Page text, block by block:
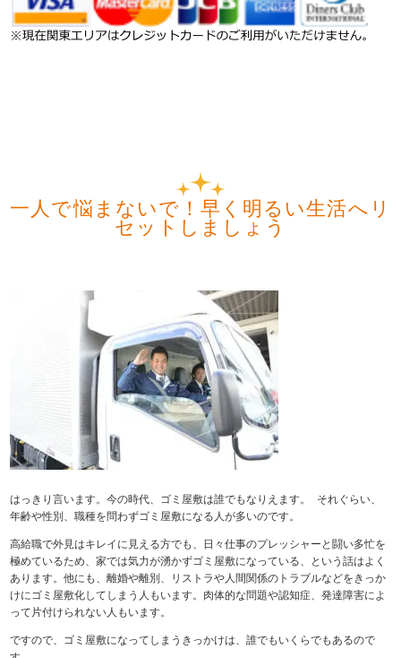
⼀⼈で悩まないで！早く明るい⽣活へリ
セットしましょう
はっきり言います。今の時代、ゴミ屋敷は誰でもなりえます。 それぐらい、
年齢や性別、職種を問わずゴミ屋敷になる人が多いのです。
高給職で外見はキレイに見える方でも、日々仕事のプレッシャーと闘い多忙を
極めているため、家では気力が湧かずゴミ屋敷になっている、という話はよく
あります。他にも、離婚や離別、リストラや人間関係のトラブルなどをきっか
けにゴミ屋敷化してしまう人もいます。肉体的な問題や認知症、発達障害によ
って片付けられない人もいます。
ですので、ゴミ屋敷になってしまうきっかけは、誰でもいくらでもあるので